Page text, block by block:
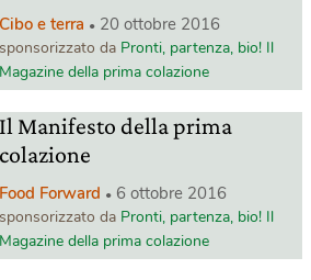
Cibo e terra 20 ottobre 2016
sponsorizzato da Pronti, partenza, bio! Il
Magazine della prima colazione
Il Manifesto della prima
colazione
Food Forward 6 ottobre 2016
sponsorizzato da Pronti, partenza, bio! Il
Magazine della prima colazione